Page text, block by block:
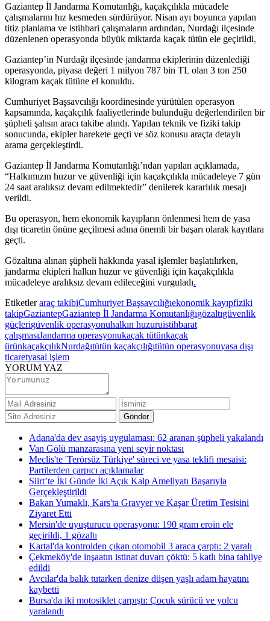
Gaziantep İl Jandarma Komutanlığı, kaçakçılıkla mücadele
çalışmalarını hız kesmeden sürdürüyor. Nisan ayı boyunca yapılan
titiz planlama ve istihbari çalışmaların ardından, Nurdağı ilçesinde
düzenlenen operasyonda büyük miktarda kaçak tütün ele geçirildi.
Gaziantep’in Nurdağı ilçesinde jandarma ekiplerinin düzenlediği
operasyonda, piyasa değeri 1 milyon 787 bin TL olan 3 ton 250
kilogram kaçak tütüne el konuldu.
Cumhuriyet Başsavcılığı koordinesinde yürütülen operasyon
kapsamında, kaçakçılık faaliyetlerinde bulunduğu değerlendirilen bir
şüpheli şahsın aracı takibe alındı. Yapılan teknik ve fiziki takip
sonucunda, ekipler harekete geçti ve söz konusu araçta detaylı
arama gerçekleştirdi.
Gaziantep İl Jandarma Komutanlığı’ndan yapılan açıklamada,
“Halkımızın huzur ve güvenliği için kaçakçılıkla mücadeleye 7 gün
24 saat aralıksız devam edilmektedir” denilerek kararlılık mesajı
verildi.
Bu operasyon, hem ekonomik kayıpların önlenmesi hem de yasa
dışı ticaretin önüne geçilmesi adına önemli bir başarı olarak kayıtlara
geçti.
Gözaltına alınan şüpheli hakkında yasal işlemler başlatılırken,
jandarma ekipleri halkın huzur ve güvenliği için kaçakçılıkla
mücadeleye aralıksız devam edileceğini vurguladı.
Etiketleraraç takibiCumhuriyet Başsavcılığıekonomik kayıpfiziki
takipGaziantepGaziantep İl Jandarma Komutanlığıgözaltıgüvenlik
güçlerigüvenlik operasyonuhalkın huzuruistihbarat
çalışmasıJandarma operasyonukaçak tütünkaçak
ürünkaçakçılıkNurdağıtütün kaçakçılığıtütün operasyonuyasa dışı
ticaretyasal işlem
YORUM YAZ
Adana'da dev asayiş uygulaması: 62 aranan şüpheli yakalandı
Van Gölü manzarasına yeni seyir noktası
Meclis'te 'Terörsüz Türkiye' süreci ve yasa teklifi mesaisi:
Partilerden çarpıcı açıklamalar
Siirt’te İki Günde İki Açık Kalp Ameliyatı Başarıyla
Gerçekleştirildi
Bakan Yumaklı, Kars'ta Gravyer ve Kaşar Üretim Tesisini
Ziyaret Etti
Mersin'de uyuşturucu operasyonu: 190 gram eroin ele
geçirildi, 1 gözaltı
Kartal'da kontrolden çıkan otomobil 3 araca çarptı: 2 yaralı
Çekmeköy'de inşaatın istinat duvarı çöktü: 5 katlı bina tahliye
edildi
Avcılar'da balık tutarken denize düşen yaşlı adam hayatını
kaybetti
Bursa'da iki motosiklet çarpıştı: Çocuk sürücü ve yolcu
yaralandı